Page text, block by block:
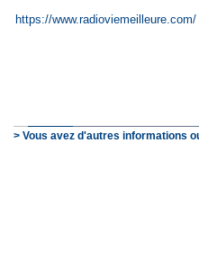
https://www.radioviemeilleure.com/
> Vous avez d'autres informations